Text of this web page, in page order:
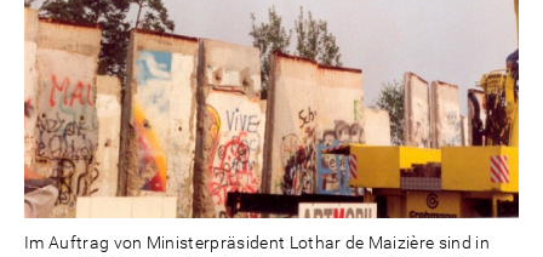
Im Auftrag von Ministerpräsident Lothar de Maizière sind in